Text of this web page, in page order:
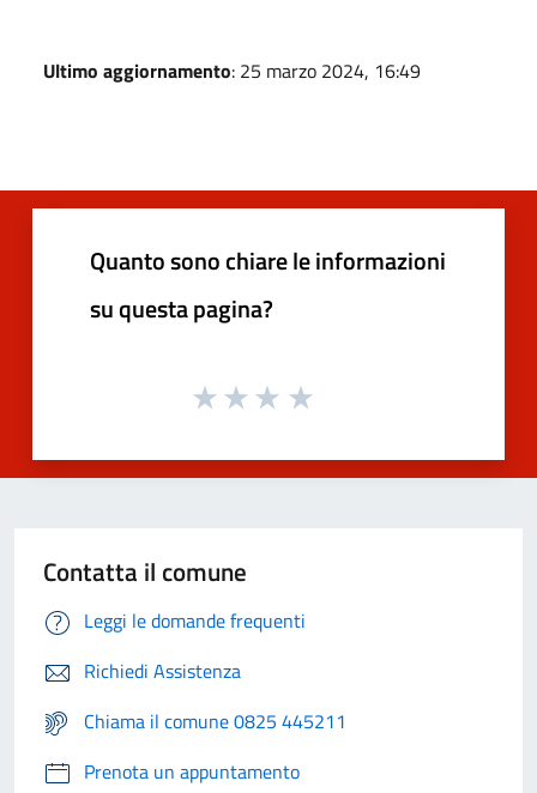
Ultimo aggiornamento: 25 marzo 2024, 16:49
Quanto sono chiare le informazioni
su questa pagina?
Contatta il comune
Leggi le domande frequenti
Richiedi Assistenza
Chiama il comune 0825 445211
Prenota un appuntamento